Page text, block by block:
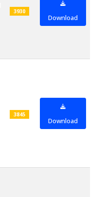
3930
Download
3845
Download